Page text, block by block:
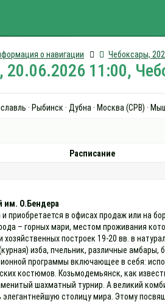
о навигации Чебоксары,
11:00,
· Рыбинск · Дубна · Москва (СРВ) ·
Расписание
им. О.Бендера
приобретается в офисах продаж или на
– горных мари, местом проживания
построек 19-20 вв. в
изба, пчельник, различные
программы включающее в себя:
костюмов. Козьмодемьянск, как
шахматный турнир. А великий
элегантнейшую столицу мира. Этому